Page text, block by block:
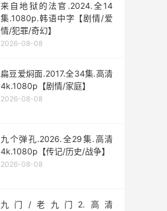
来自地狱的法官.2024.全14
集.1080p.韩语中字【剧情/爱
情/犯罪/奇幻】
2026-08-08
扁豆爱焖面.2017.全34集.高清
4k.1080p【剧情/家庭】
2026-08-08
九个弹孔.2026.全29集.高清
4k.1080p【传记/历史/战争】
2026-08-08
九门/老九门2.高清